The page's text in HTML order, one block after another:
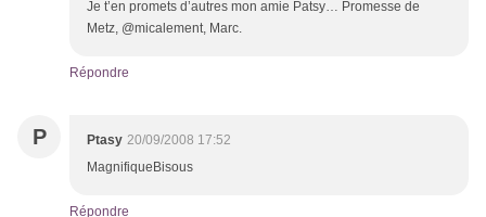
Je t’en promets d’autres mon amie Patsy… Promesse de
Metz, @micalement, Marc.
Répondre
P Ptasy 20/09/2008 17:52
MagnifiqueBisous
Répondre